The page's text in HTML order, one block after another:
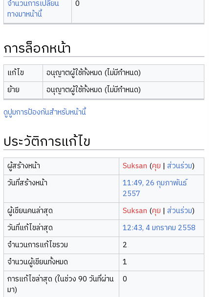
จำนวนการเปลี่ยน
ทางมาหน้านี้
0
การล็อกหน้า
แก้ไข
อนุญาตผู้ใช้ทั้งหมด (ไม่มีกำหนด)
ย้าย
อนุญาตผู้ใช้ทั้งหมด (ไม่มีกำหนด)
ดูปูมการป้องกันสำหรับหน้านี้
ประวัติการแก้ไข
ผู้สร้างหน้า Suksan (คุย |ส่วนร่วม)
วันที่สร้างหน้า
11:49, 26 กุมภาพันธ์
2557
ผู้เขียนคนล่าสุด
Suksan (คุย |ส่วนร่วม)
วันที่แก้ไขล่าสุด
12:43, 4 มกราคม 2558
จำนวนการแก้ไขรวม
2
จำนวนผู้เขียนทั้งหมด
1
การแก้ไขล่าสุด (ในช่วง 90 วันที่ผ่าน
มา)
0